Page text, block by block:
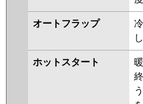
三菱電機 PKZX-
PKZX-
オートフラップ
ホットスタート